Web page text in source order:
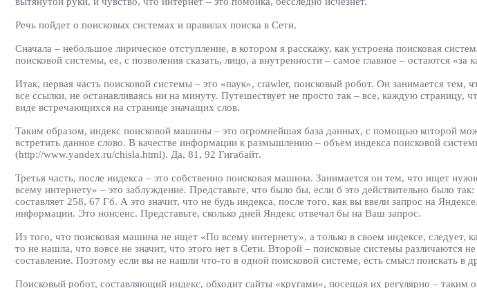
Речь пойдет о поисковых системах и правилах поиска в Сети.
Сначала – небольшое лирическое отступление, в котором я расскажу, как устроена поисковая
поисковой системы, ее, с позволения сказать, лицо, а внутренности – самое главное – остаются «за
Итак, первая часть поисковой системы – это «паук», crawler, поисковый робот. Он занимается тем,
все ссылки, не останавливаясь ни на минуту. Путешествует не просто так – все, каждую страницу,
виде встречающихся на странице значащих слов.
Таким образом, индекс поисковой машины – это огромнейшая база данных, с помощью которой
встретить данное слово. В качестве информации к размышлению – объем индекса поисковой
(http://www.yandex.ru/chisla.html). Да, 81, 92 Гигабайт.
Третья часть, после индекса – это собственно поисковая машина. Занимается он тем, что ищет
всему интернету» – это заблуждение. Представьте, что было бы, если б это действительно было
составляет 258, 67 Гб. А это значит, что не будь индекса, после того, как вы ввели запрос на
информации. Это нонсенс. Представьте, сколько дней Яндекс отвечал бы на Ваш запрос.
Из того, что поисковая машина не ищет «По всему интернету», а только в своем индексе,
то не нашла, что вовсе не значит, что этого нет в Сети. Второй – поисковые системы
составление. Поэтому если вы не нашли что-то в одной поисковой системе, есть смысл поискать в
Поисковый робот, составляющий индекс, обходит сайты «кругами», посещая их регулярно – таким